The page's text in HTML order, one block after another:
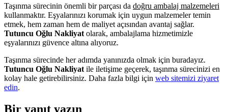
Taşınma sürecinin önemli bir parçası da doğru ambalaj malzemeleri
kullanmaktır. Eşyalarınızı korumak için uygun malzemeler temin
etmek, hem zaman hem de maliyet açısından avantaj sağlar.
Tutuncu Oğlu Nakliyat olarak, ambalajlama hizmetimizle
eşyalarınızı güvence altına alıyoruz.
Taşınma sürecinde her adımda yanınızda olmak için buradayız.
Tutuncu Oğlu Nakliyat ile iletişime geçerek, taşınma sürecinizi en
kolay hale getirebilirsiniz. Daha fazla bilgi için web sitemizi ziyaret
edin.
Bir yanıt yazın